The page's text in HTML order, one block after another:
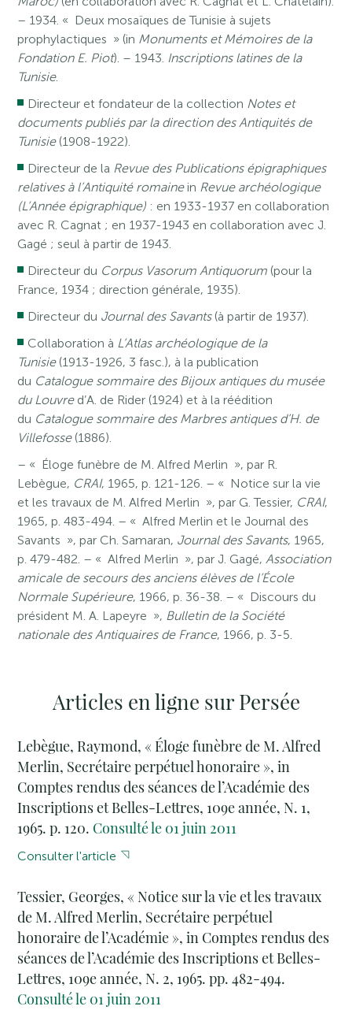
– 1934. « Deux mosaïques de Tunisie à sujets
prophylactiques » (in Monuments et Mémoires de la
Fondation E. Piot). – 1943. Inscriptions latines de la
Tunisie.
Directeur et fondateur de la collection Notes et
documents publiés par la direction des Antiquités de
Tunisie(1908-1922).
Directeur de la Revue des Publications épigraphiques
relatives à l’Antiquité romainein Revue archéologique
(L’Année épigraphique) : en 1933-1937 en collaboration
avec R. Cagnat ; en 1937-1943 en collaboration avec J.
Gagé ; seul à partir de 1943.
Directeur du Corpus Vasorum Antiquorum (pour la
France, 1934 ; direction générale, 1935).
Directeur du Journal des Savants(à partir de 1937).
Collaboration à L’Atlas archéologique de la
Tunisie(1913-1926, 3 fasc.), à la publication
du Catalogue sommaire des Bijoux antiques du musée
du Louvre d’A. de Rider (1924) et à la réédition
du Catalogue sommaire des Marbres antiques d’H. de
Villefosse(1886).
– « Éloge funèbre de M. Alfred Merlin », par R.
Lebègue, CRAI, 1965, p. 121-126. – « Notice sur la vie
et les travaux de M. Alfred Merlin », par G. Tessier, CRAI,
1965, p. 483-494. – « Alfred Merlin et le Journal des
Savants », par Ch. Samaran, Journal des Savants, 1965,
p. 479-482. – « Alfred Merlin », par J. Gagé,Association
amicale de secours des anciens élèves de l’École
Normale Supérieure, 1966, p. 36-38. – « Discours du
président M. A. Lapeyre », Bulletin de la Société
nationale des Antiquaires de France, 1966, p. 3-5.
Articles en ligne sur Persée
Lebègue, Raymond, « Éloge funèbre de M. Alfred
Merlin, Secrétaire perpétuel honoraire », in
Comptes rendus des séances de l’Académie des
Inscriptions et Belles-Lettres, 109e année, N. 1,
1965. p. 120. Consulté le 01 juin 2011
Consulter l'article
Tessier, Georges, « Notice sur la vie et les travaux
de M. Alfred Merlin, Secrétaire perpétuel
honoraire de l’Académie », in Comptes rendus des
séances de l’Académie des Inscriptions et Belles-
Lettres, 109e année, N. 2, 1965. pp. 482-494.
Consulté le 01 juin 2011